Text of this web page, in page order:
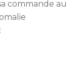
commande au